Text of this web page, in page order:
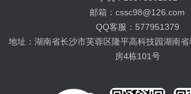
邮箱：cssc98@126.com
QQ客服：577951379
地址：湖南省长沙市芙蓉区隆平高科技园湖南
房4栋101号